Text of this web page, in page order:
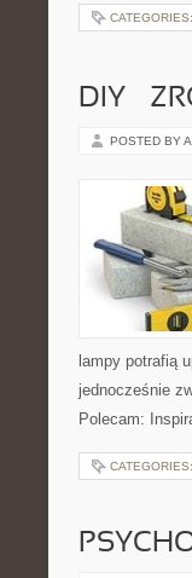
CATEGORIES:
DIY –
POSTED BY
lampy potrafią
jednocześnie
Polecam:
CATEGORIES: